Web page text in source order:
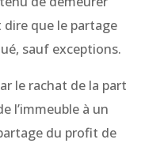
dire que le partage
sauf exceptions.
le rachat de la part
l’immeuble à un
du profit de